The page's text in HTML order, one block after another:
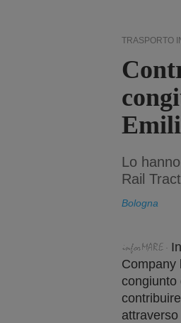
TRASPORTO
Lo
Rail
Bologna
Company
congiunto